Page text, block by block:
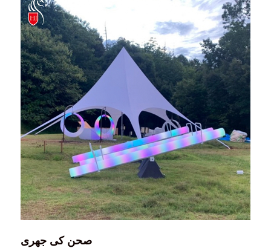
صحن کی جھری